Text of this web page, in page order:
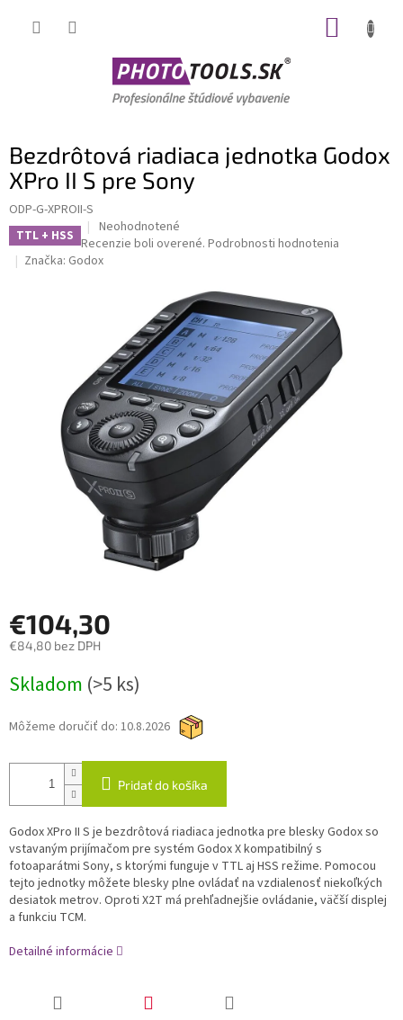
Bezdrôtová riadiaca jednotka Godox
XPro II S pre Sony
ODP-G-XPROII-S
TTL + HSS
Priemerné
hodnotenie
produktu
hviezdičiek.
Neohodnotené
Recenzie boli overené. Podrobnosti hodnotenia
Značka: Godox
€104,30
€84,80 bez DPH
cena:
Skladom (>5 ks)
Môžeme doručiť do: 10.8.2026
Pridať do košíka
Godox XPro II S je bezdrôtová riadiaca jednotka pre blesky Godox so
vstavaným prijímačom pre systém Godox X kompatibilný s
fotoaparátmi Sony, s ktorými funguje v TTL aj HSS režime. Pomocou
tejto jednotky môžete blesky plne ovládať na vzdialenosť niekoľkých
desiatok metrov. Oproti X2T má prehľadnejšie ovládanie, väčší displej
a funkciu TCM.
Detailné informácie